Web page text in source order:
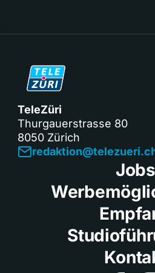
TeleZüri
Thurgauerstrasse 80
8050 Zürich
Jobs